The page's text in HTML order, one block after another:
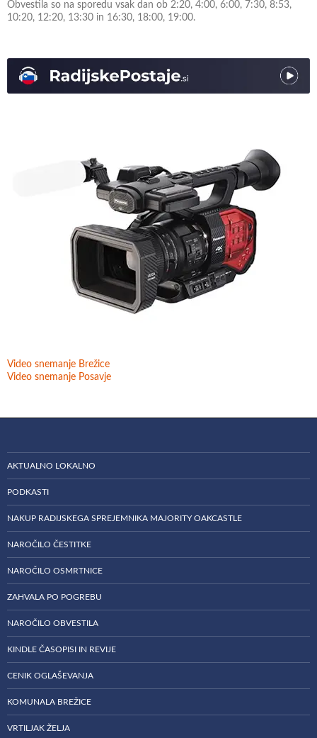
Obvestila so na sporedu vsak dan ob 2:20, 4:00, 6:00, 7:30, 8:53,
10:20, 12:20, 13:30 in 16:30, 18:00, 19:00.
Video snemanje Brežice
Video snemanje Posavje
AKTUALNO LOKALNO
PODKASTI
NAKUP RADIJSKEGA SPREJEMNIKA MAJORITY OAKCASTLE
NAROČILO ČESTITKE
NAROČILO OSMRTNICE
ZAHVALA PO POGREBU
NAROČILO OBVESTILA
KINDLE ČASOPISI IN REVIJE
CENIK OGLAŠEVANJA
KOMUNALA BREŽICE
VRTILJAK ŽELJA